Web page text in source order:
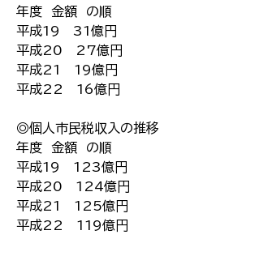
年度 金額 の順
平成19 31億円
平成20 27億円
平成21 19億円
平成22 16億円
◎個人市民税収入の推移
年度 金額 の順
平成19 123億円
平成20 124億円
平成21 125億円
平成22 119億円